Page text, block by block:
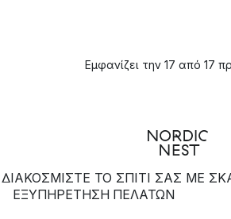
Εμφανίζει την 17 από 17
ΔΙΑΚΟΣΜΙΣΤΕ ΤΟ ΣΠΙΤΙ ΣΑΣ ΜΕ
ΕΞΥΠΗΡΈΤΗΣΗ ΠΕΛΑΤΏΝ